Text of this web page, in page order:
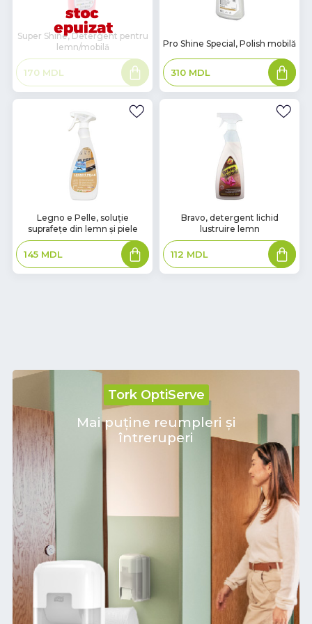
Tork OptiServe
Mai puține reumpleri și
întreruperi
Super Shine, Detergent pentru
lemn/mobilă
170 MDL
Citește
mai
mult
В
Pro Shine Special, Polish mobilă
310 MDL
Adaugă
în
coș
наличии
Legno e Pelle, soluție
suprafețe din lemn și piele
145 MDL
Adaugă
în
coș
наличии
Bravo, detergent lichid
lustruire lemn
112 MDL
Adaugă
în
coș